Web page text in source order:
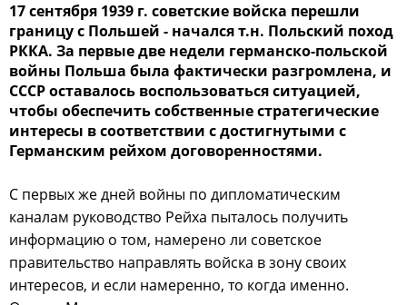
17 сентября 1939 г. советские войска перешли
границу с Польшей - начался т.н. Польский поход
РККА. За первые две недели германско-польской
войны Польша была фактически разгромлена, и
СССР оставалось воспользоваться ситуацией,
чтобы обеспечить собственные стратегические
интересы в соответствии с достигнутыми с
Германским рейхом договоренностями.
С первых же дней войны по дипломатическим
каналам руководство Рейха пыталось получить
информацию о том, намерено ли советское
правительство направлять войска в зону своих
интересов, и если намеренно, то когда именно.